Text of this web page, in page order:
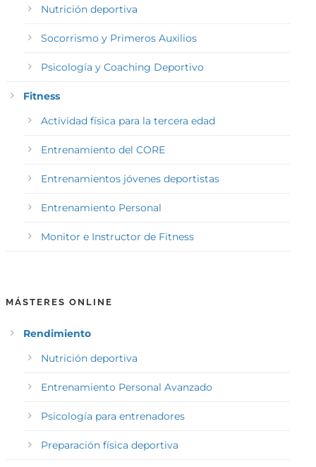
Nutrición deportiva
Socorrismo y Primeros Auxilios
Psicología y Coaching Deportivo
Fitness
Actividad física para la tercera edad
Entrenamiento del CORE
Entrenamientos jóvenes deportistas
Entrenamiento Personal
Monitor e Instructor de Fitness
MÁSTERES ONLINE
Rendimiento
Nutrición deportiva
Entrenamiento Personal Avanzado
Psicología para entrenadores
Preparación física deportiva